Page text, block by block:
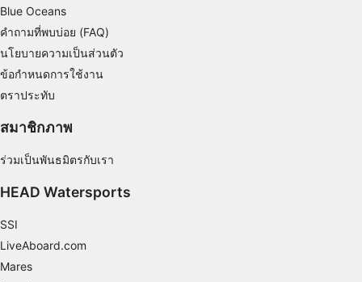
Blue Oceans
คำถามที่พบบ่อย (FAQ)
นโยบายความเป็นส่วนตัว
ข้อกำหนดการใช้งาน
ตราประทับ
สมาชิกภาพ
ร่วมเป็นพันธมิตรกับเรา
HEAD Watersports
SSI
LiveAboard.com
Mares
Understand audiences through statistics or
Develop and improve services
actively requested
ประสิทธิภาพการทำงาน